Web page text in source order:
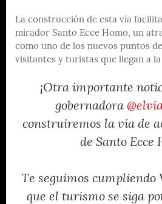
La construcción de esta vía
mirador Santo Ecce Homo, un
como uno de los nuevos puntos
visitantes y turistas que llegan a
¡Otra importante
gobernadora
construiremos la vía de
de Santo Ecce
Te seguimos cumpliendo
que el turismo se siga